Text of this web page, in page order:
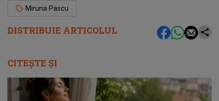
DISTRIBUIE ARTICOLUL
Miruna Pascu
CITEȘTE ȘI